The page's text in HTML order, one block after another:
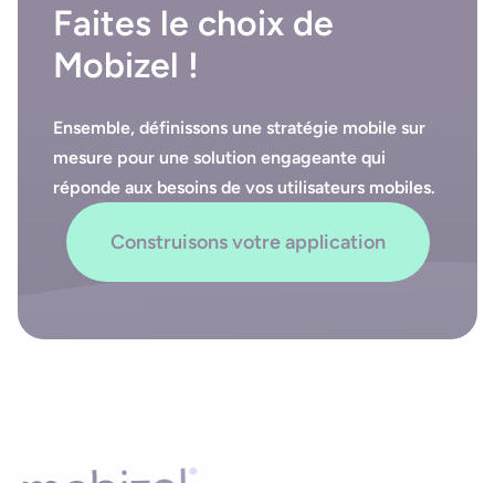
Faites le choix de
Mobizel !
Ensemble, définissons une stratégie mobile sur
mesure pour une solution engageante qui
réponde aux besoins de vos utilisateurs mobiles.
Construisons votre application